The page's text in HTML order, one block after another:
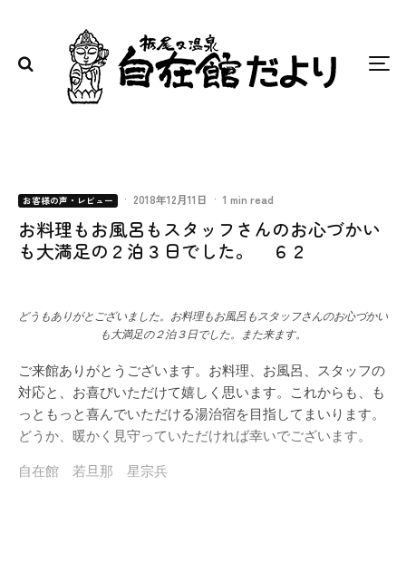
お客様の声・レビュー · 2018年12月11日 · 1 min read
お料理もお風呂もスタッフさんのお心づかい
も大満足の２泊３日でした。 ６２
どうもありがとございました。お料理もお風呂もスタッフさんのお心づかい
も大満足の２泊３日でした。また来ます。
ご来館ありがとうございます。お料理、お風呂、スタッフの
対応と、お喜びいただけて嬉しく思います。これからも、も
っともっと喜んでいただける湯治宿を目指してまいります。
どうか、暖かく見守っていただければ幸いでございます。
自在館 若旦那 星宗兵